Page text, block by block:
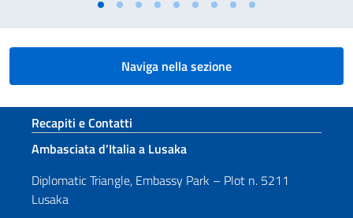
Naviga nella sezione
Sezione footer
Recapiti e Contatti
Ambasciata d’Italia a Lusaka
Diplomatic Triangle, Embassy Park – Plot n. 5211
Lusaka